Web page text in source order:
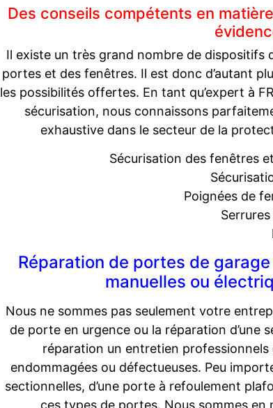
Des conseils compétents en
Il existe un très grand nombre de dispositifs
portes et des fenêtres. Il est donc d’autant
les possibilités offertes. En tant qu’expert à
sécurisation, nous connaissons
exhaustive dans le secteur de la
Sécurisation des fenêtres
Poignées de
Réparation de portes de
manuelles ou
Nous ne sommes pas seulement votre
de porte en urgence ou la réparation d’une
réparation un entretien
endommagées ou défectueuses. Peu
sectionnelles, d’une porte à refoulement
ces types de portes. Nous sommes